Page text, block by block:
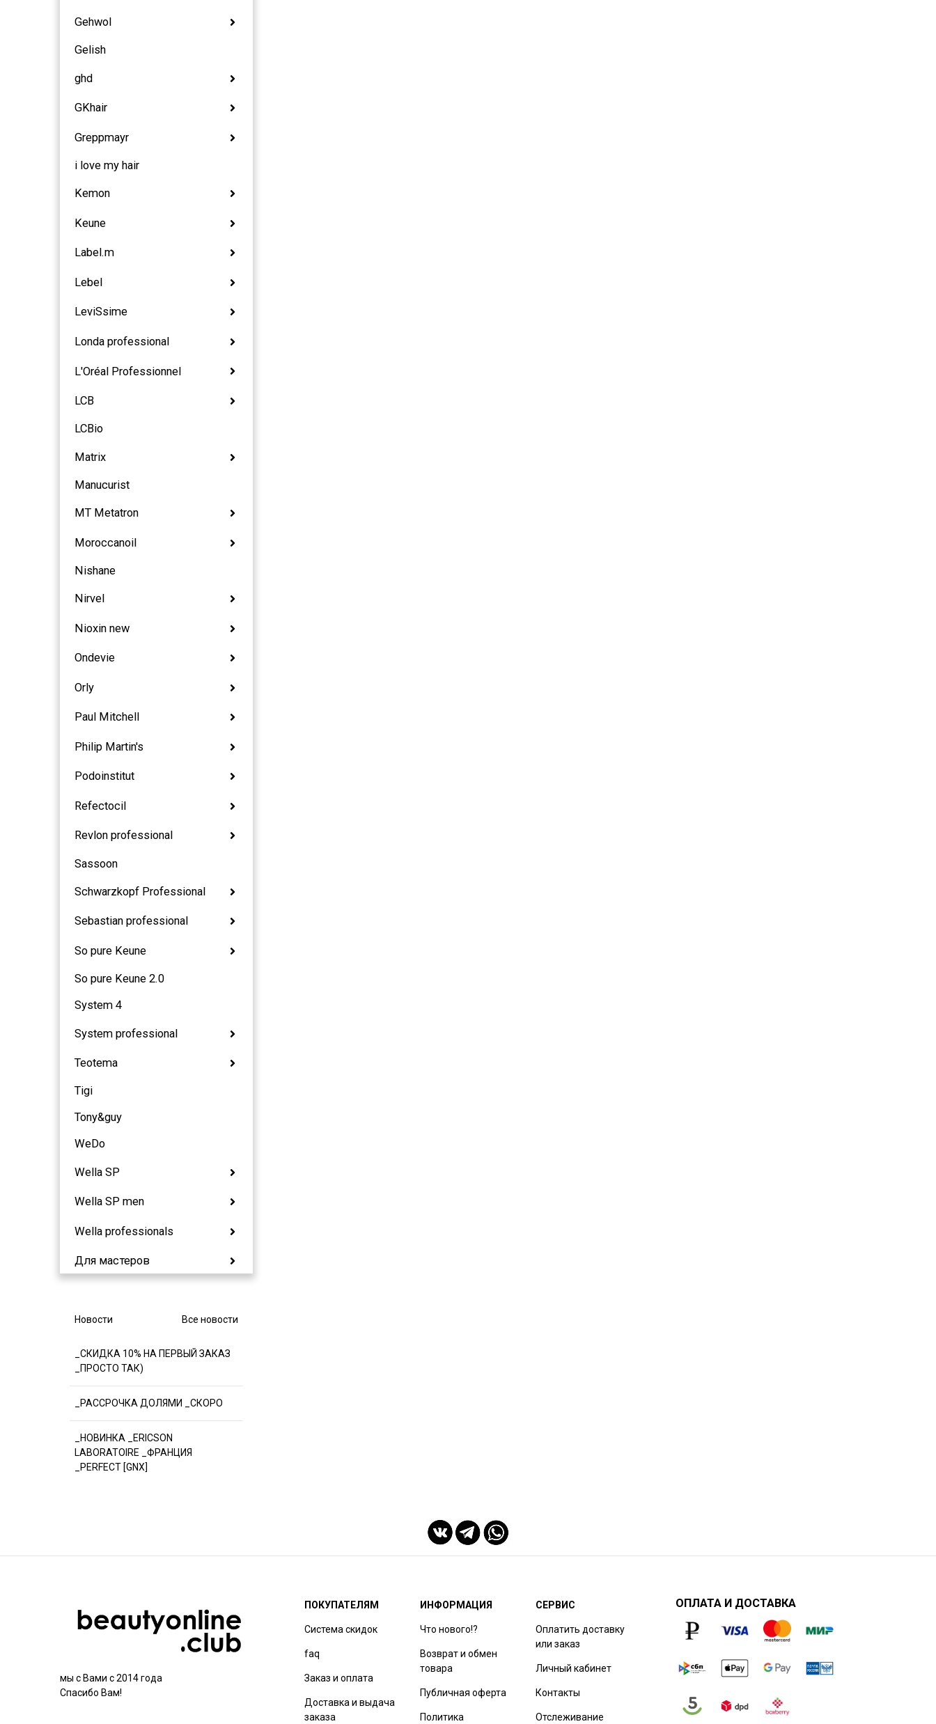
Gehwol
Gelish
ghd
GKhair
Greppmayr
i love my hair
Kemon
Keune
Label.m
Lebel
LeviSsime
Londa professional
L'Oréal Professionnel
LCB
LCBio
Matrix
Manucurist
MT Metatron
Moroccanoil
Nishane
Nirvel
Nioxin new
Ondevie
Orly
Paul Mitchell
Philip Martin's
Podoinstitut
Refectocil
Revlon professional
Sassoon
Schwarzkopf Professional
Sebastian professional
So pure Keune
So pure Keune 2.0
System 4
System professional
Teotema
Tigi
Tony&guy
WeDo
Wella SP
Wella SP men
Wella professionals
Для мастеров
Новости Все новости
_СКИДКА 10% НА ПЕРВЫЙ ЗАКАЗ
_ПРОСТО ТАК)
_РАССРОЧКА ДОЛЯМИ _СКОРО
_НОВИНКА _ERICSON
LABORATOIRE _ФРАНЦИЯ
_PERFECT [GNX]
мы с Вами с 2014 года
Спасибо Вам!
ПОКУПАТЕЛЯМ
Система скидок
faq
Заказ и оплата
Доставка и выдача
заказа
ИНФОРМАЦИЯ
Что нового!?
Возврат и обмен
товара
Публичная оферта
Политика
СЕРВИС
Оплатить доставку
или заказ
Личный кабинет
Контакты
Отслеживание
ОПЛАТА И ДОСТАВКА